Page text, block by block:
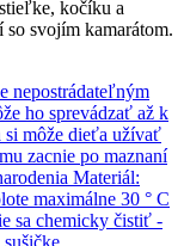
kočíku a
svojím kamarátom.